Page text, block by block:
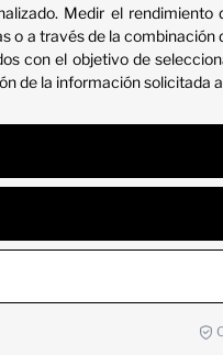
. Medir el rendimiento
o a través de la
con el objetivo de
de la información solicitada